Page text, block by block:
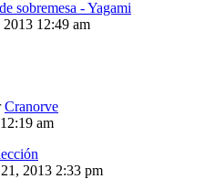
sobremesa - Yagami
12:49 am
Cranorve
am
2013 2:33 pm